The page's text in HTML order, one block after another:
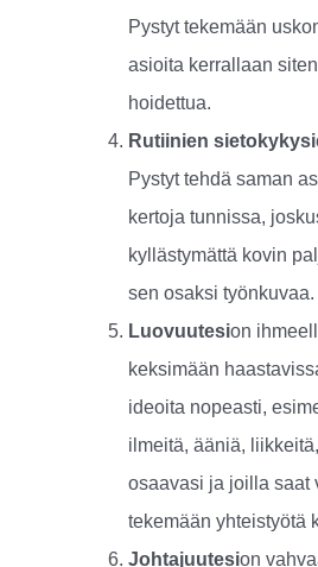
Pystyt tekemään
asioita kerrallaan
hoidettua.
Rutiinien sietokykysi
Pystyt tehdä saman
kertoja tunnissa,
kyllästymättä kovin
sen osaksi työnkuvaa.
Luovuutesion
keksimään
ideoita nopeasti,
ilmeitä, ääniä,
osaavasi ja joilla saat
tekemään yhteistyötä
Johtajuutesion